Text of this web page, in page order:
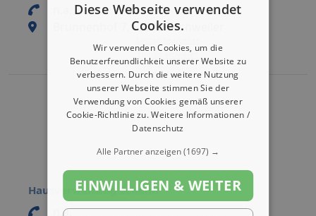
Brunnenhof 7, 52249 Eschweiler
Eintrag aktivieren
Hausverwaltung Scheidt
n.a.
Diese Webseite verwendet
Cookies.
Wir verwenden Cookies, um die
Benutzerfreundlichkeit unserer Website zu
verbessern. Durch die weitere Nutzung
unserer Webseite stimmen Sie der
Verwendung von Cookies gemäß unserer
Cookie-Richtlinie zu.Weitere Informationen /
Datenschutz
Alle Partner anzeigen(1697) →
EINWILLIGEN & WEITER